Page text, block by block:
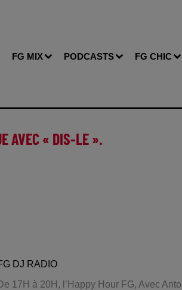
FG MIX PODCASTS FG CHIC
AVEC « DIS-LE ».
DJ RADIO
17H à 20H, l’Happy Hour FG, Avec